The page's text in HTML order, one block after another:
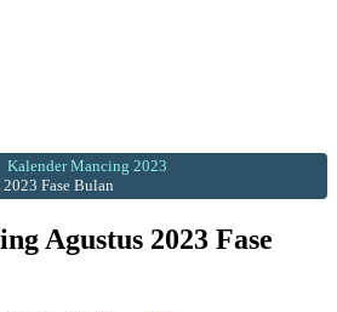
Kalender Mancing 2023
Fase Bulan
Agustus 2023 Fase